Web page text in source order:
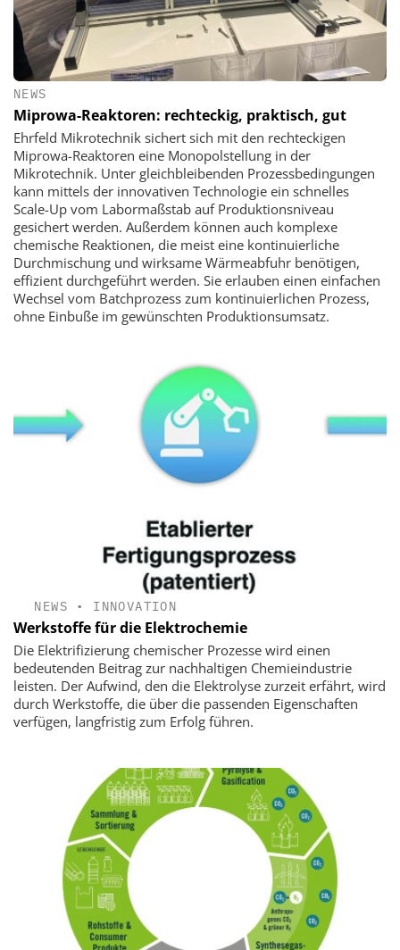
NEWS
Miprowa-Reaktoren: rechteckig, praktisch, gut
Ehrfeld Mikrotechnik sichert sich mit den rechteckigen
Miprowa-Reaktoren eine Monopolstellung in der
Mikrotechnik. Unter gleichbleibenden Prozessbedingungen
kann mittels der innovativen Technologie ein schnelles
Scale-Up vom Labormaßstab auf Produktionsniveau
gesichert werden. Außerdem können auch komplexe
chemische Reaktionen, die meist eine kontinuierliche
Durchmischung und wirksame Wärmeabfuhr benötigen,
effizient durchgeführt werden. Sie erlauben einen einfachen
Wechsel vom Batchprozess zum kontinuierlichen Prozess,
ohne Einbuße im gewünschten Produktionsumsatz.
NEWS • INNOVATION
Werkstoffe für die Elektrochemie
Die Elektrifizierung chemischer Prozesse wird einen
bedeutenden Beitrag zur nachhaltigen Chemieindustrie
leisten. Der Aufwind, den die Elek­trolyse zurzeit erfährt, wird
durch Werkstoffe, die über die passenden Eigenschaften
verfügen, langfristig zum Erfolg führen.